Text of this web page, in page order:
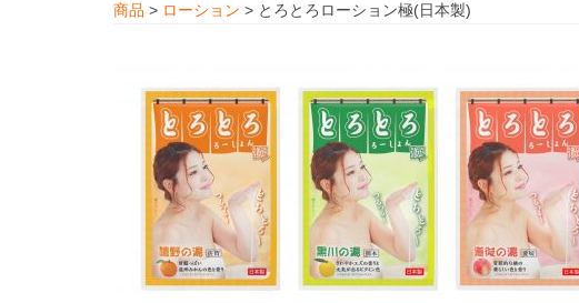
商品 > ローション > とろとろローション極(日本製)